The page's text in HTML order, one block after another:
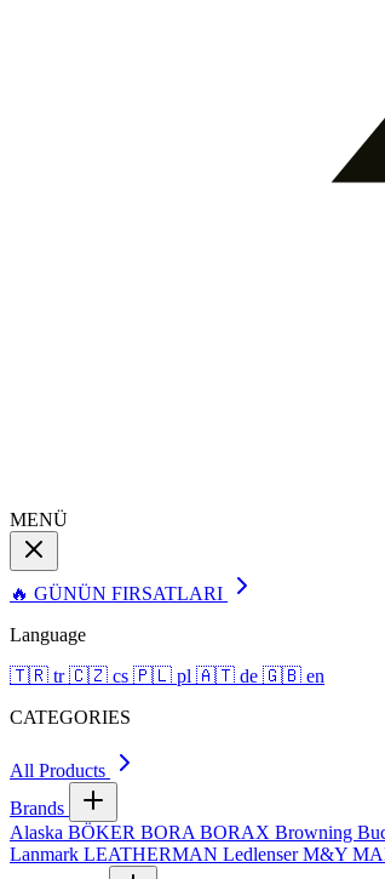
MENÜ
🔥 GÜNÜN FIRSATLARI
Language
🇹🇷 tr 🇨🇿 cs 🇵🇱 pl 🇦🇹 de 🇬🇧 en
CATEGORIES
All Products
Brands
Alaska BÖKER BORA BORAX Browning
Lanmark LEATHERMAN LedlenserM&Y